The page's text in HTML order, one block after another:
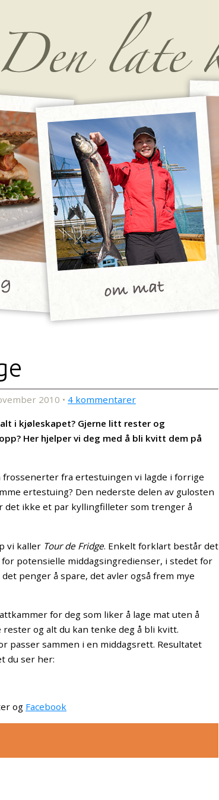
2010 • 4 kommentarer
i kjøleskapet? Gjerne litt rester og
Her hjelper vi deg med å bli kvitt dem på
frossenerter fra ertestuingen vi lagde i forrige
ertestuing? Den nederste delen av gulosten
det ikke et par kyllingfilleter som trenger å
vi kaller Tour de Fridge. Enkelt forklart består det
potensielle middagsingredienser, i stedet for
penger å spare, det avler også frem mye
for deg som liker å lage mat uten å
og alt du kan tenke deg å bli kvitt.
passer sammen i en middagsrett. Resultatet
du ser her:
og Facebook